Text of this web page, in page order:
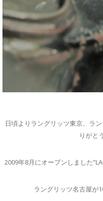
日頃よりラングリッツ東京、ラ
りがと
2009年8月にオープンしました
ラングリッツ名古屋が